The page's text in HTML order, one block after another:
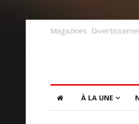
Magazines
À LA UNE